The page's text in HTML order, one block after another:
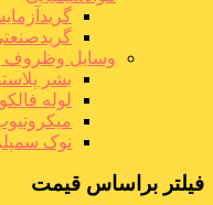
وسایل وظروف
بشر
لوله
نوک سمپلر
فیلتر براساس قیمت